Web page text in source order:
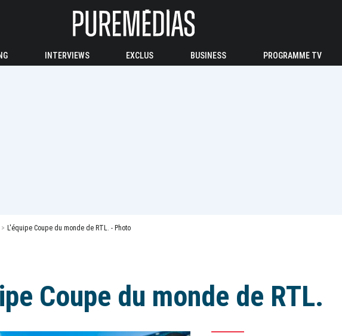
INTERVIEWS EXCLUS BUSINESS PROGRAMME TV
L'équipe Coupe du monde de RTL. - Photo
Coupe du monde de RTL.